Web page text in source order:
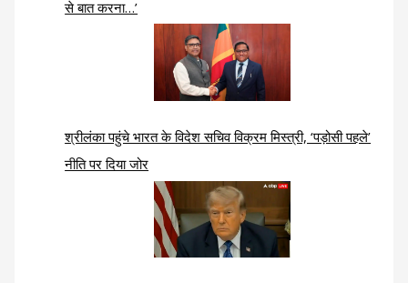
से बात करना…’
श्रीलंका पहुंचे भारत के विदेश सचिव विक्रम मिस्त्री, ‘पड़ोसी पहले’
नीति पर दिया जोर